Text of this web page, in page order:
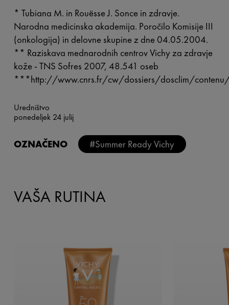
* Tubiana M. in Rouësse J. Sonce in zdravje.
Narodna medicinska akademija. Poročilo Komisije III
(onkologija) in delovne skupine z dne 04.05.2004.
** Raziskava mednarodnih centrov Vichy za zdravje
kože - TNS Sofres 2007, 48.541 oseb
***http://www.cnrs.fr/cw/dossiers/dosclim/
Uredništvo
ponedeljek 24 julij
OZNAČENO #Summer Ready Vichy
VAŠA RUTINA